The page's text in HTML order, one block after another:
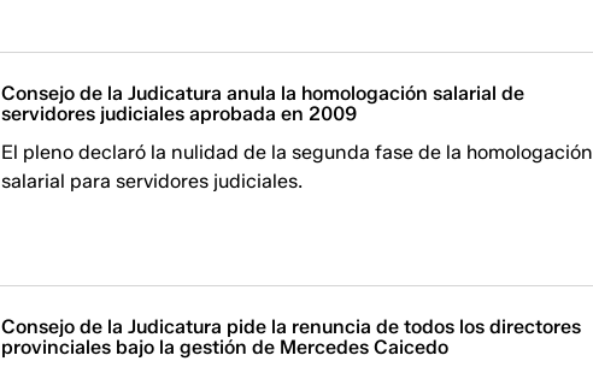
Consejo de la Judicatura anula la homologación salarial de
servidores judiciales aprobada en 2009
El pleno declaró la nulidad de la segunda fase de la homologación
salarial para servidores judiciales.
Consejo de la Judicatura pide la renuncia de todos los directores
provinciales bajo la gestión de Mercedes Caicedo